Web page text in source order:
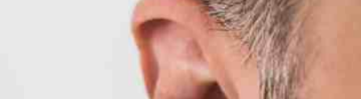
dei cotton fioc per la pulizia delle orecchie. Quei
cotonati sono veramente ciò che serve per rimuovere il
cerume dal nostro orecchio?
È vero che è meglio non